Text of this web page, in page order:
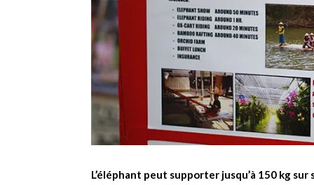
L’éléphant peut supporter jusqu’à 150 kg sur